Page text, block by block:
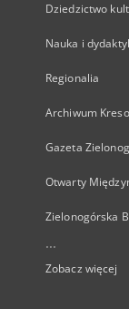
Dziedzictwo
Nauka i
Regionalia
Archiwum
Gazeta
Otwarty
Zielonogórska
...
Zobacz więcej